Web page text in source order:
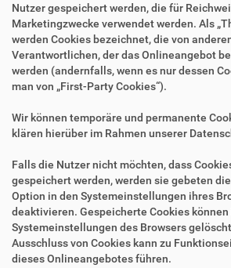
Nutzer gespeichert werden, die für
Marketingzwecke verwendet werden. Als
werden Cookies bezeichnet, die von
Verantwortlichen, der das Onlineangebot
werden (andernfalls, wenn es nur dessen
man von „First-Party Cookies“).
Wir können temporäre und permanente
klären hierüber im Rahmen unserer
Falls die Nutzer nicht möchten, dass
gespeichert werden, werden sie gebeten
Option in den Systemeinstellungen ihres
deaktivieren. Gespeicherte Cookies können
Systemeinstellungen des Browsers
Ausschluss von Cookies kann zu
dieses Onlineangebotes führen.